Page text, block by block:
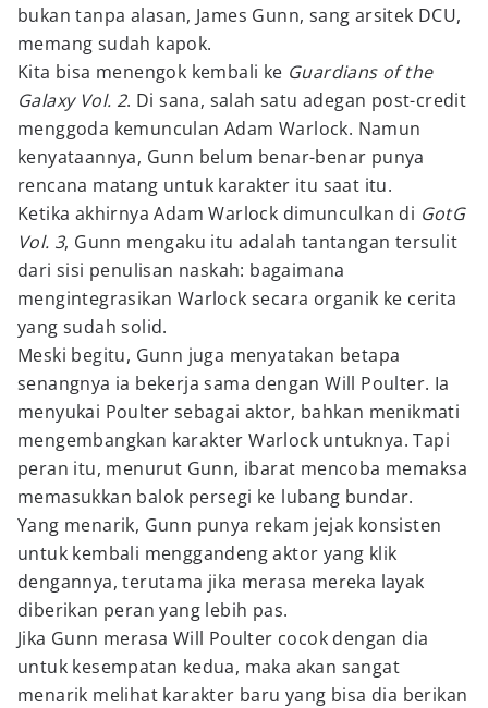
bukan tanpa alasan, James Gunn, sang arsitek DCU,
memang sudah kapok.
Kita bisa menengok kembali ke Guardians of the
Galaxy Vol. 2. Di sana, salah satu adegan post-credit
menggoda kemunculan Adam Warlock. Namun
kenyataannya, Gunn belum benar-benar punya
rencana matang untuk karakter itu saat itu.
Ketika akhirnya Adam Warlock dimunculkan di GotG
Vol. 3, Gunn mengaku itu adalah tantangan tersulit
dari sisi penulisan naskah: bagaimana
mengintegrasikan Warlock secara organik ke cerita
yang sudah solid.
Meski begitu, Gunn juga menyatakan betapa
senangnya ia bekerja sama dengan Will Poulter. Ia
menyukai Poulter sebagai aktor, bahkan menikmati
mengembangkan karakter Warlock untuknya. Tapi
peran itu, menurut Gunn, ibarat mencoba memaksa
memasukkan balok persegi ke lubang bundar.
Yang menarik, Gunn punya rekam jejak konsisten
untuk kembali menggandeng aktor yang klik
dengannya, terutama jika merasa mereka layak
diberikan peran yang lebih pas.
Jika Gunn merasa Will Poulter cocok dengan dia
untuk kesempatan kedua, maka akan sangat
menarik melihat karakter baru yang bisa dia berikan